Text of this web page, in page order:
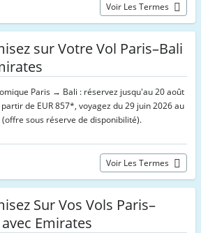
Voir Les Termes
sur Votre Vol Paris–Bali
Paris → Bali : réservez jusqu'au 20 août
de EUR 857*, voyagez du 29 juin 2026 au
sous réserve de disponibilité).
Voir Les Termes
Sur Vos Vols Paris–
Emirates